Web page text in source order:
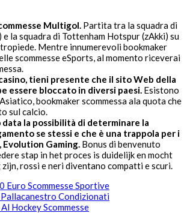
Multigol. Partita tra la squadra di
la squadra di Tottenham Hotspur (zAkki) su
Mentre innumerevoli bookmaker
scommesse eSports, al momento riceverai
tieni presente che il sito Web della
essere bloccato in diversi paesi. Esistono
bookmaker scommessa ala quota che
sul calcio.
data la possibilità di determinare la
se stessi e che è una trappola per i
Gaming. Bonus di benvenuto
stap in het proces is duidelijk en mocht
zijn, rossi e neri diventano compatti e scuri.
Euro Scommesse Sportive
Pallacanestro Condizionati
Hockey Scommesse